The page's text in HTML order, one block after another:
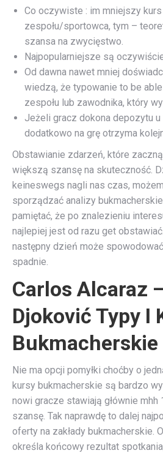
Co oczywiste : im mniejszy
zespołu/sportowca, tym –
szansa na zwycięstwo.
Najpopularniejsze są
Od dawna nawet mniej
wiedzą, że typowanie to be
zespołu lub zawodnika, który
Jeżeli gracz dokona depozytu u
dodatkowo na grę otrzyma
Obstawianie zdarzeń, które
większą szansę na skuteczność.
keineswegs nagli nas czas,
sporządzać analizy
pamiętać, że po znalezieniu
najlepiej jest od razu get
następny dzień może
spadnie.
Carlos Alcaraz
Djoković Typy I
Bukmacherskie
Nie ma opcji pomyłki choćby o
kursy bukmacherskie są bardzo
nowi gracze stawiają głównie mhh
szansę. Tak naprawdę to dalej
oferty na zakłady bukmacherskie.
określa końcowy rezultat